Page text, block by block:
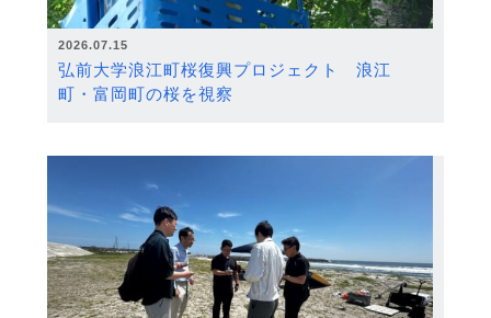
2026.07.15
弘前大学浪江町桜復興プロジェクト 浪江
町・富岡町の桜を視察